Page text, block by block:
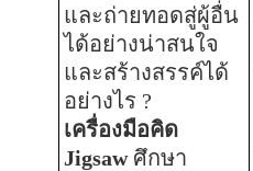
และถ่ายทอดสู่ผู้อื่น
ได้อย่างน่าสนใจ
และสร้างสรรค์ได้
อย่างไร ?
เครื่องมือคิด
Jigsaw ศึกษา